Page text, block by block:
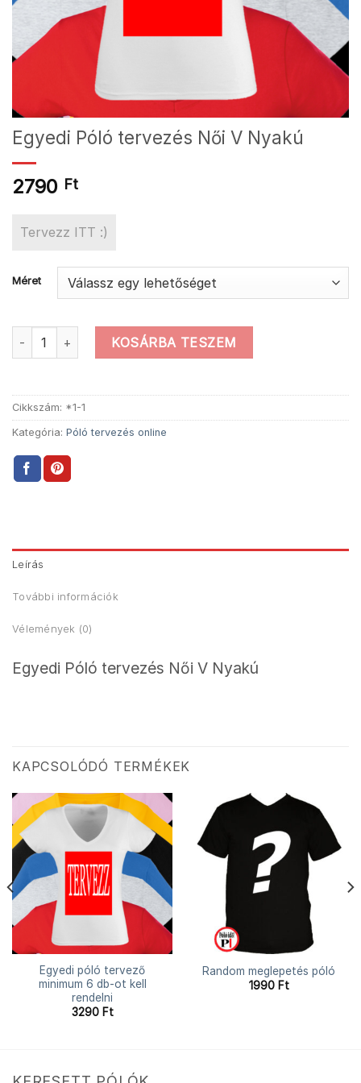
Egyedi Póló tervezés Női V Nyakú
2790 Ft
Tervezz ITT :)
Méret
Egyedi Póló tervezés Női V Nyakú mennyiség
KOSÁRBA TESZEM
Cikkszám: *1-1
Kategória: Póló tervezés online
Leírás
További információk
Vélemények (0)
Egyedi Póló tervezés Női V Nyakú
KAPCSOLÓDÓ TERMÉKEK
Egyedi póló tervező
minimum 6 db-ot kell
rendelni
3290 Ft
Random meglepetés póló
1990 Ft